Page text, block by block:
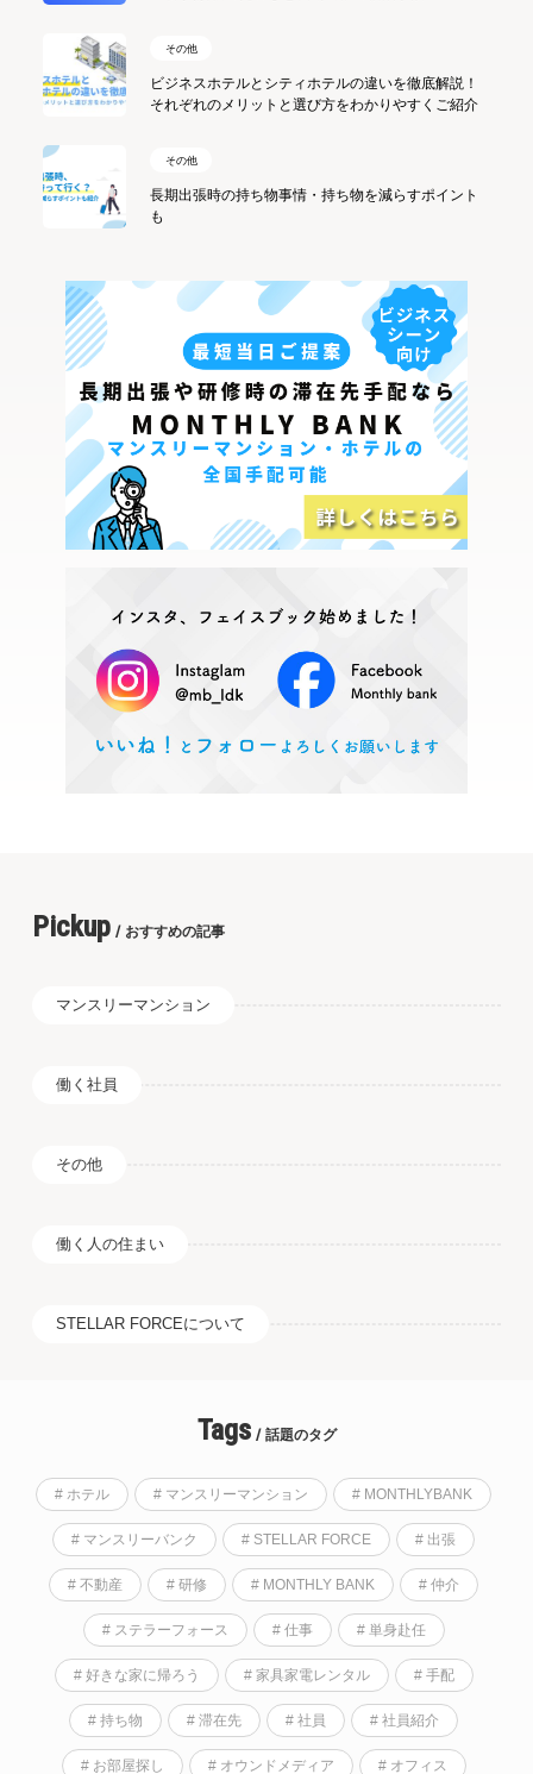
その他
ビジネスホテルとシティホテルの違いを徹底解説！
それぞれのメリットと選び方をわかりやすくご紹介
その他
長期出張時の持ち物事情・持ち物を減らすポイント
も
Pickup おすすめの記事
マンスリーマンション
働く社員
その他
働く人の住まい
STELLAR FORCEについて
Tags 話題のタグ
# ホテル # マンスリーマンション # MONTHLYBANK
# マンスリーバンク # STELLAR FORCE # 出張
# 不動産 # 研修 # MONTHLY BANK # 仲介
# ステラーフォース # 仕事 # 単身赴任
# 好きな家に帰ろう # 家具家電レンタル # 手配
# 持ち物 # 滞在先 # 社員 # 社員紹介
# お部屋探し # オウンドメディア # オフィス